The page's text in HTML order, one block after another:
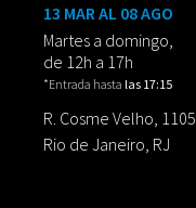
13 MAR AL 08 AGO
Martes a domingo,
de 12h a 17h
*Entrada hasta las 17:15
R. Cosme Velho, 1105
Rio de Janeiro, RJ